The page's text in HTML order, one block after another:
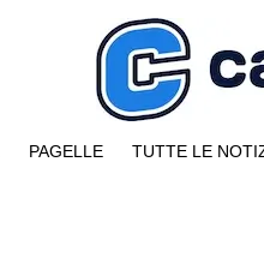
PAGELLE TUTTE LE